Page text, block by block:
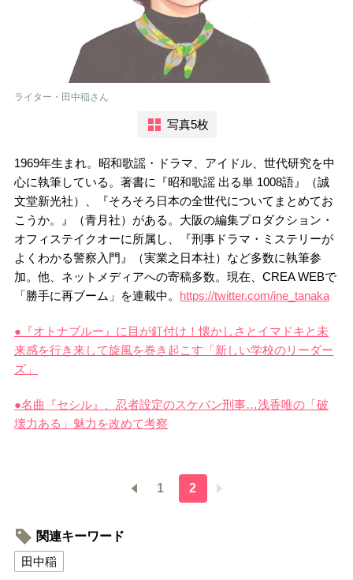
ライター・田中稲さん
写真5枚
1969年生まれ。昭和歌謡・ドラマ、アイドル、世代研究を中
心に執筆している。著書に『昭和歌謡 出る単 1008語』（誠
文堂新光社）、『そろそろ日本の全世代についてまとめてお
こうか。』（青月社）がある。大阪の編集プロダクション・
オフィステイクオーに所属し、『刑事ドラマ・ミステリーが
よくわかる警察入門』（実業之日本社）など多数に執筆参
加。他、ネットメディアへの寄稿多数。現在、CREA WEBで
「勝手に再ブーム」を連載中。 https://twitter.com/ine_tanaka
●『オトナブルー』に目が釘付け！懐かしさとイマドキと未
来感を行き来して旋風を巻き起こす「新しい学校のリーダー
ズ」
●名曲『セシル』、忍者設定のスケバン刑事…浅香唯の「破
壊力ある」魅力を改めて考察
1 2
関連キーワード
田中稲